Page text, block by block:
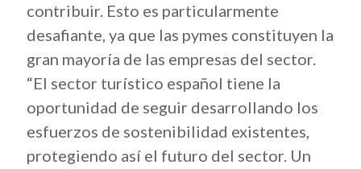
contribuir. Esto es particularmente
desafiante, ya que las pymes constituyen la
gran mayoría de las empresas del sector.
“El sector turístico español tiene la
oportunidad de seguir desarrollando los
esfuerzos de sostenibilidad existentes,
protegiendo así el futuro del sector. Un